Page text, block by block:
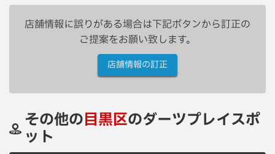
店舗情報に誤りがある場合は下記ボタンから訂正の
ご提案をお願い致します。
店舗情報の訂正
その他の目黒区のダーツプレイスポ
ット